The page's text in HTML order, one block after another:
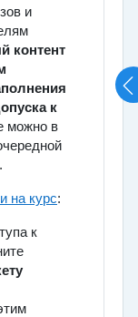
и
контент
к
можно в
на курс:
к